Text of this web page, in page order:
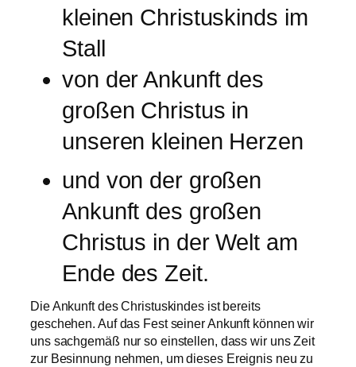
kleinen Christuskinds im
Stall
von der Ankunft des
großen Christus in
unseren kleinen Herzen
und von der großen
Ankunft des großen
Christus in der Welt am
Ende des Zeit.
Die Ankunft des Christuskindes ist bereits
geschehen. Auf das Fest seiner Ankunft können wir
uns sachgemäß nur so einstellen, dass wir uns Zeit
zur Besinnung nehmen, um dieses Ereignis neu zu